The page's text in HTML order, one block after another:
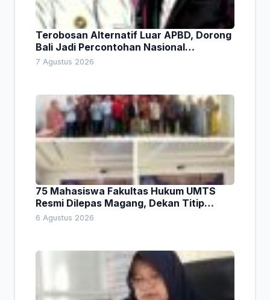
Terobosan Alternatif Luar APBD, Dorong
Bali Jadi Percontohan Nasional
Pembiayaan Daerah
7 Agustus 2026
75 Mahasiswa Fakultas Hukum UMTS
Resmi Dilepas Magang, Dekan Titip
Empat Pesan Penting
6 Agustus 2026